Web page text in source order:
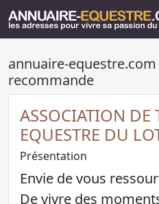
annuaire-
recommande
ASSOCIATION DE
EQUESTRE DU
Présentation
Envie de vous
De vivre des